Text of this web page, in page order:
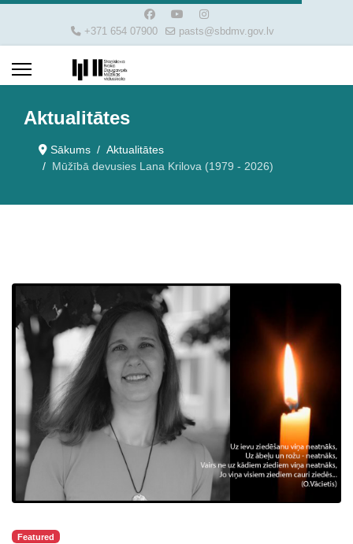
+371 654 07900 pasts@sbdmv.gov.lv
Aktualitātes
Sākums
Aktualitātes
Mūžībā devusies Lana Krilova (1979 - 2026)
Featured